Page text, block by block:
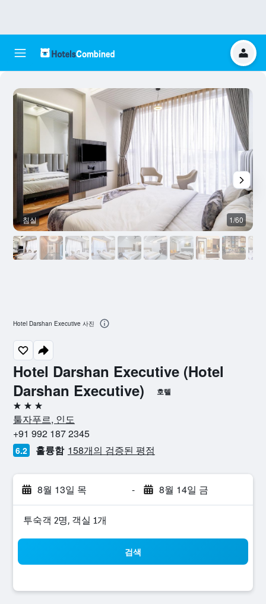
Hotel Darshan Executive (Hotel
Darshan Executive)
호텔
3성급
툴자푸르, 인도
+91 992 187 2345
6.2 훌륭함 158개의 검증된 평점
8월 13일 목 - 8월 14일 금
​투숙객 2​명, ​객실 1개
검색
침실 1/60
Hotel Darshan Executive 사진